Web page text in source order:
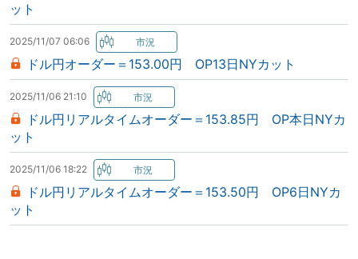
ット
2025/11/07 06:06
ドル円オーダー＝153.00円 OP13日NYカット
2025/11/06 21:10
ドル円リアルタイムオーダー＝153.85円 OP本日NYカ
ット
2025/11/06 18:22
ドル円リアルタイムオーダー＝153.50円 OP6日NYカ
ット